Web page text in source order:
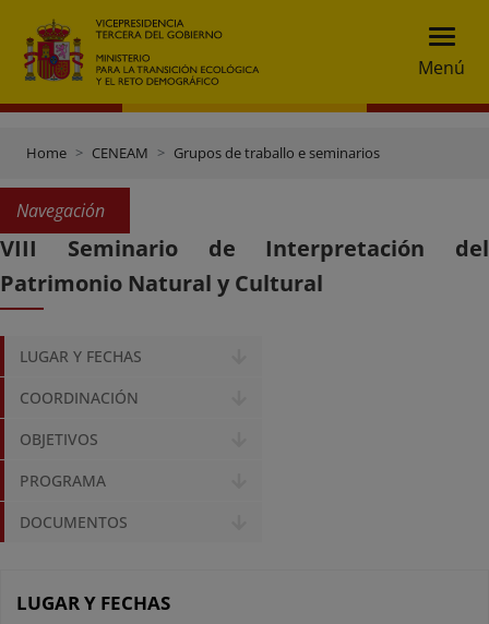
Menú
Home CENEAM Grupos de traballo e seminarios
Navegación
VIII Seminario de Interpretación del
Patrimonio Natural y Cultural
LUGAR Y FECHAS
COORDINACIÓN
OBJETIVOS
PROGRAMA
DOCUMENTOS
LUGAR Y FECHAS